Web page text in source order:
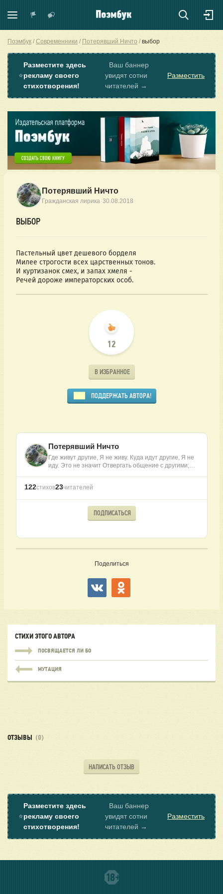
Поэмбук Современники Потерявший Ничто выбор
⭐
Разместите здесь
рекламу своего
стихотворения!
Ваш баннер
увидят сотни
читателей →
Разместить
Потерявший Ничто
Гражданская лирика·30.08.2018
ВЫБОР
Пастельный цвет дешевого борделя
Милее строгости всех царственных тонов.
И куртизанок смех, и запах хмеля -
Речей дороже императорских особ.
12
В ИЗБРАННОЕ
ПОДДЕРЖАТЬ АВТОРА!
Потерявший Ничто
Где живут другие, Я не живу. Куда идут другие, Я не
иду. Это не значит Отвергать общение с другими;…
122стихов23читателей
ПОДПИСАТЬСЯ
Поделиться
СТИХИ ЭТОГО АВТОРА
ПОСВЯЩАЕТСЯ ЛИ БО
МУТАЦИЯ
ОТЗЫВЫ (0)
НАПИСАТЬ ОТЗЫВ
⭐
Разместите здесь
рекламу своего
стихотворения!
Ваш баннер
увидят сотни
читателей →
Разместить